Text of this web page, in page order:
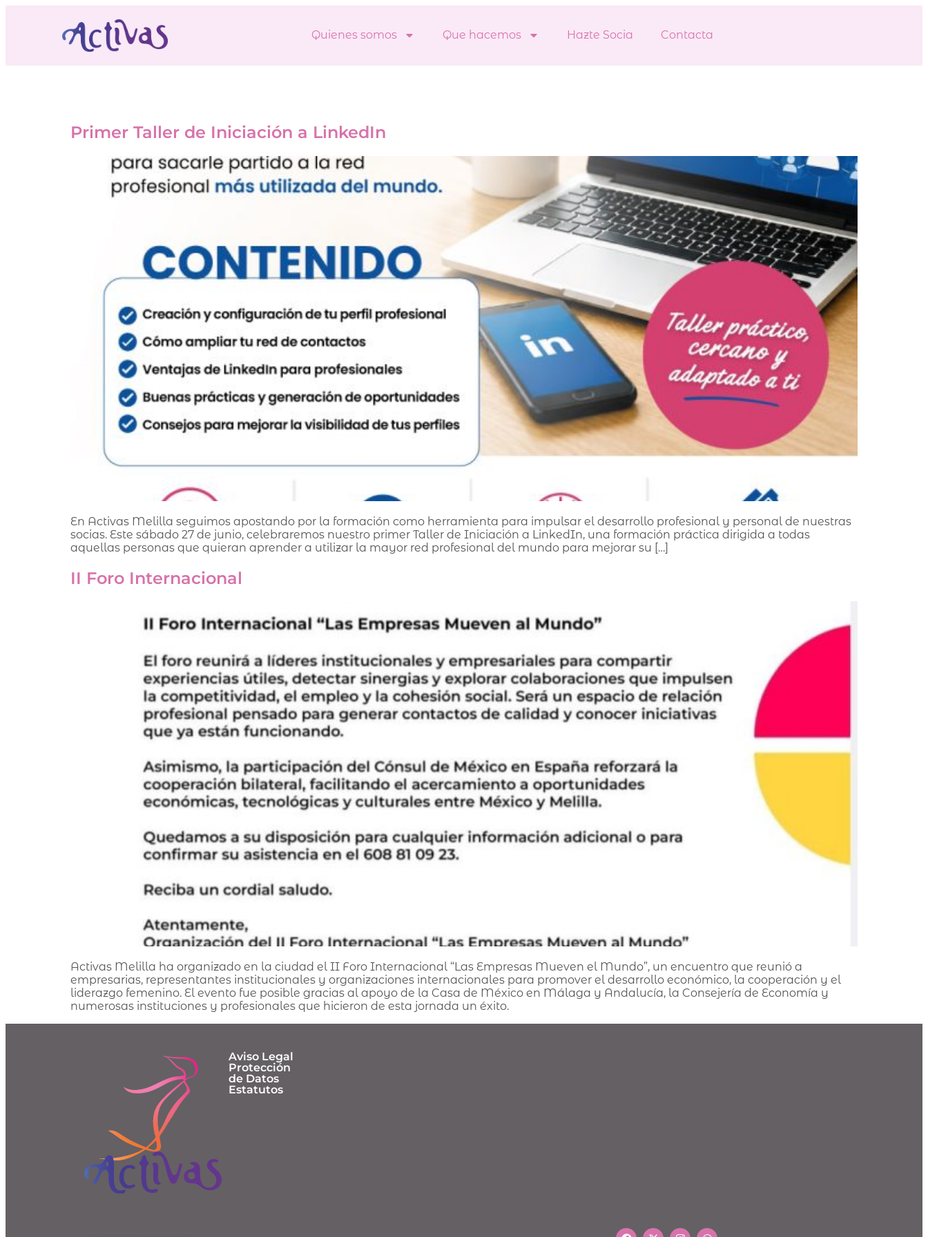
Quienes somos Que hacemos Hazte Socia Contacta
Primer Taller de Iniciación a LinkedIn
En Activas Melilla seguimos apostando por la formación como herramienta para impulsar el desarrollo profesional y personal de nuestras
socias. Este sábado 27 de junio, celebraremos nuestro primer Taller de Iniciación a LinkedIn, una formación práctica dirigida a todas
aquellas personas que quieran aprender a utilizar la mayor red profesional del mundo para mejorar su […]
II Foro Internacional
Activas Melilla ha organizado en la ciudad el II Foro Internacional “Las Empresas Mueven el Mundo”, un encuentro que reunió a
empresarias, representantes institucionales y organizaciones internacionales para promover el desarrollo económico, la cooperación y el
liderazgo femenino. El evento fue posible gracias al apoyo de la Casa de México en Málaga y Andalucía, la Consejería de Economía y
numerosas instituciones y profesionales que hicieron de esta jornada un éxito.
Aviso Legal
Protección
de Datos
Estatutos